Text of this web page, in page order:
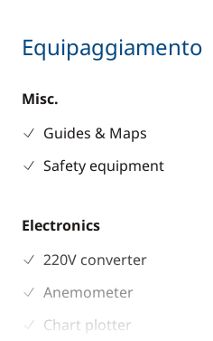
Equipaggiamento
Misc.
Guides & Maps
Safety equipment
Electronics
220V converter
Anemometer
Chart plotter